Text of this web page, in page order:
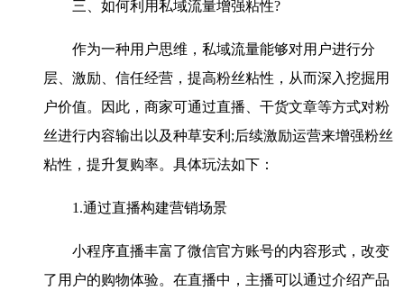
三、如何利用私域流量增强粘性?
作为一种用户思维，私域流量能够对用户进行分
层、激励、信任经营，提高粉丝粘性，从而深入挖掘用
户价值。因此，商家可通过直播、干货文章等方式对粉
丝进行内容输出以及种草安利;后续激励运营来增强粉丝
粘性，提升复购率。具体玩法如下：
1.通过直播构建营销场景
小程序直播丰富了微信官方账号的内容形式，改变
了用户的购物体验。在直播中，主播可以通过介绍产品